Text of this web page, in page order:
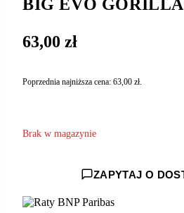
BIG EVO
63,00 zł
Poprzednia najniższa cena: 63,00 zł.
Brak w magazynie
ZAPYTAJ O